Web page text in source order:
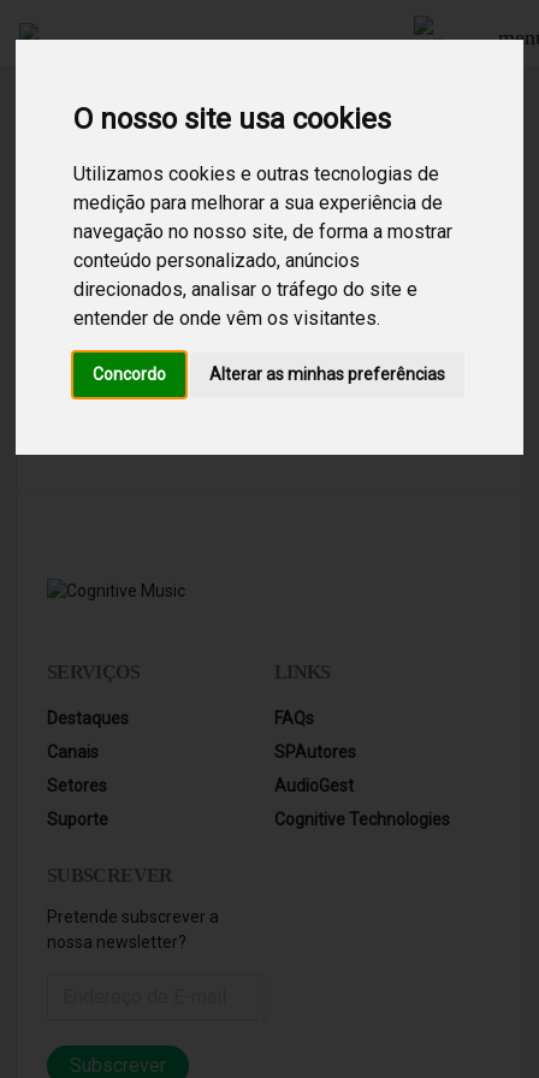
O nosso site usa cookies
Utilizamos cookies e outras tecnologias de
medição para melhorar a sua experiência de
navegação no nosso site, de forma a mostrar
conteúdo personalizado, anúncios
direcionados, analisar o tráfego do site e
entender de onde vêm os visitantes.
Concordo Alterar as minhas preferências
Procurar
Resultados encontrados para: brasil
Saudade Brasil
Tal como diz a música de Vinícius de Moraes,
saudades do Brasil em Portugal… Selecção da
SERVIÇOS
Destaques
Canais
Setores
Suporte
LINKS
FAQs
SPAutores
AudioGest
Cognitive Technologies
SUBSCREVER
Pretende subscrever a
nossa newsletter?
Subscrever